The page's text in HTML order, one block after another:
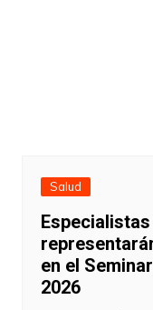
Salud
Especialistas
en el
2026